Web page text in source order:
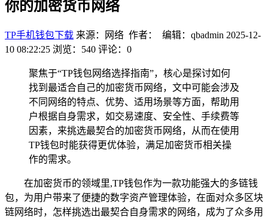
你的加密货币网络
TP手机钱包下载 来源：网络 作者： 编辑：qbadmin 2025-12-
10 08:22:25 浏览：540 评论：0
聚焦于“TP钱包网络选择指南”，核心是探讨如何
找到最适合自己的加密货币网络，文中可能会涉及
不同网络的特点、优势、适用场景等方面，帮助用
户根据自身需求，如交易速度、安全性、手续费等
因素，来挑选最契合的加密货币网络，从而在使用
TP钱包时能获得更优体验，满足加密货币相关操
作的需求。
在加密货币的领域里,TP钱包作为一款功能强大的多链钱
包，为用户带来了便捷的数字资产管理体验，在面对众多区块
链网络时，怎样挑选出最契合自身需求的网络，成为了众多用